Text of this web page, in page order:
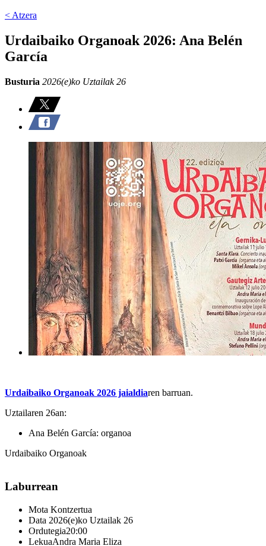
< Atzera
Urdaibaiko Organoak 2026: Ana Belén
García
Busturia 2026(e)ko Uztailak 26
Urdaibaiko Organoak 2026 jaialdiaren barruan.
Uztailaren 26an:
Ana Belén García: organoa
Urdaibaiko Organoak
Laburrean
Mota Kontzertua
Data 2026(e)ko Uztailak 26
Ordutegia20:00
LekuaAndra Maria Eliza